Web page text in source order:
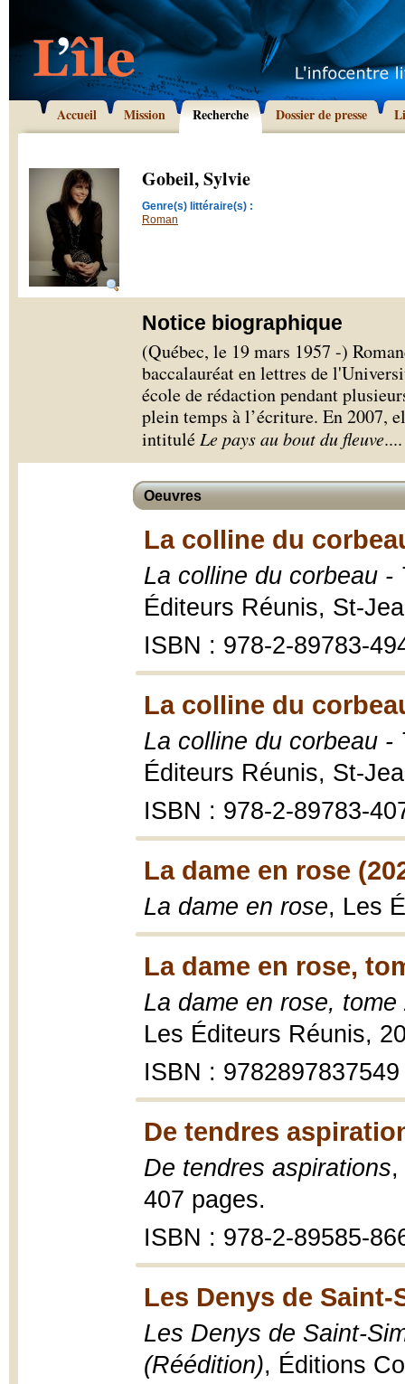
Accueil Mission Recherche Dossier de presse
Gobeil, Sylvie
Genre(s) littéraire(s) :
Roman
Notice biographique
(Québec, le 19 mars 1957 -)
baccalauréat en lettres de
école de rédaction pendant
plein temps à l’écriture. En 2007,
intitulé Le pays au bout du fleuve....
Oeuvres
La colline du
La colline du corbeau -
Éditeurs Réunis, St-
ISBN : 978-2-89783-
La colline du
La colline du corbeau -
Éditeurs Réunis, St-
ISBN : 978-2-89783-
La dame en rose
La dame en rose, Les
La dame en rose,
La dame en rose, tome
Les Éditeurs Réunis,
ISBN : 9782897837549
De tendres
De tendres aspirations,
407 pages.
ISBN : 978-2-89585-
Les Denys de Saint-
Les Denys de Saint-
(Réédition), Éditions